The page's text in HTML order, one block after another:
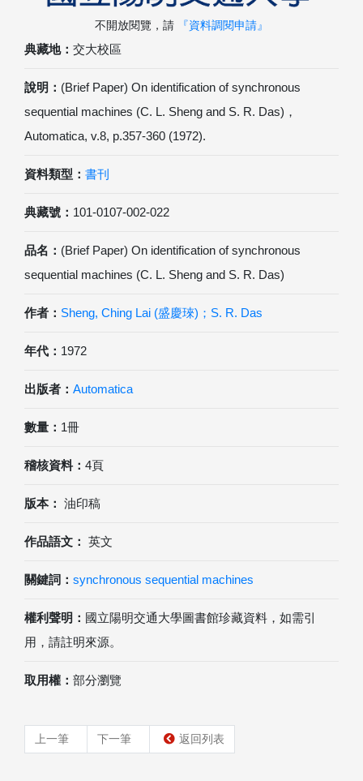
典藏地： 交大校區
說明： (Brief Paper) On identification of synchronous
sequential machines (C. L. Sheng and S. R. Das)，
Automatica, v.8, p.357-360 (1972).
資料類型： 書刊
典藏號： 101-0107-002-022
品名： (Brief Paper) On identification of synchronous
sequential machines (C. L. Sheng and S. R. Das)
作者： Sheng, Ching Lai (盛慶琜)；S. R. Das
年代： 1972
出版者： Automatica
數量： 1冊
稽核資料： 4頁
版本： 油印稿
作品語文： 英文
關鍵詞： synchronous sequential machines
權利聲明： 國立陽明交通大學圖書館珍藏資料，如需引
用，請註明來源。
取用權： 部分瀏覽
上一筆 下一筆 返回列表
不開放閱覽，請 『資料調閱申請』